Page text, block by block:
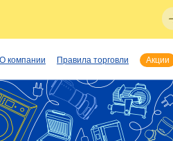
О компании Правила торговли Акции